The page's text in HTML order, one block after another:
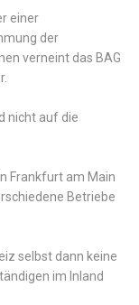
einer
der
verneint das BAG
nicht auf die
Frankfurt am Main
Betriebe
selbst dann keine
im Inland